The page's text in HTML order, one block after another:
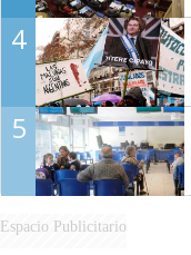
4
5
Espacio Publicitario